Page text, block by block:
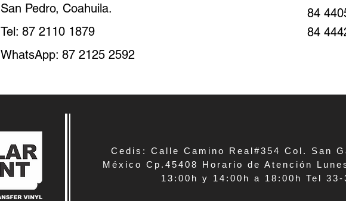
San Pedro, Coahuila.
Tel: 87 2110 1879
WhatsApp: 87 2125 2592
84 4405
84 4442
Cedis: Calle Camino Real#354 Col. San
México Cp.45408 Horario de Atención
13:00h y 14:00h a 18:00h Tel 33-